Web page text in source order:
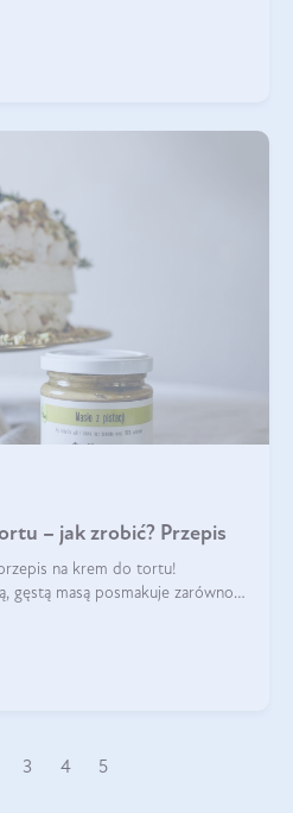
– jak zrobić? Przepis
na krem do tortu!
gęstą masą posmakuje zarówno
3 4 5